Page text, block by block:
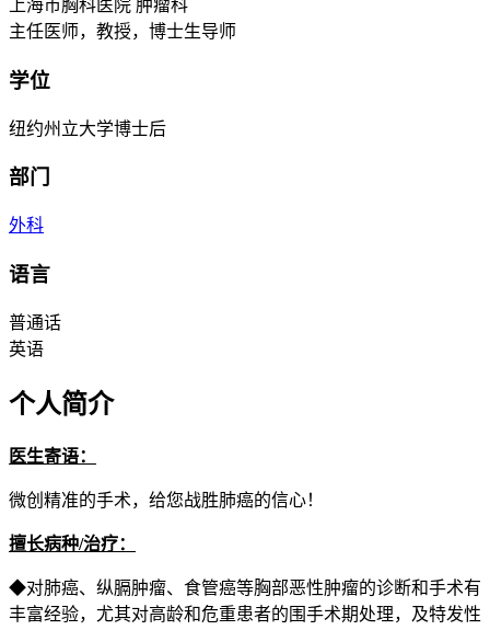
上海市胸科医院 肿瘤科
主任医师，教授，博士生导师
学位
纽约州立大学博士后
部门
外科
语言
普通话
英语
个人简介
医生寄语：
微创精准的手术，给您战胜肺癌的信心！
擅长病种/治疗：
◆对肺癌、纵膈肿瘤、食管癌等胸部恶性肿瘤的诊断和手术有
丰富经验，尤其对高龄和危重患者的围手术期处理，及特发性